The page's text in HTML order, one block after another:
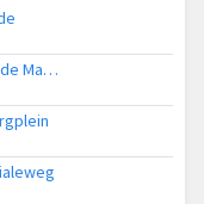
Lifeliner 2 naar Botlek Rotterdam, Oude Maasweg